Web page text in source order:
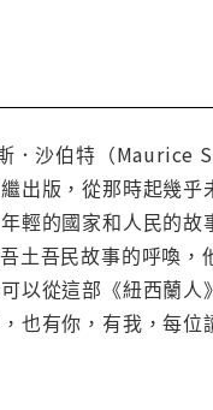
．沙伯特（
出版，從那時起幾
輕的國家和人民的
吾民故事的呼喚
以從這部《紐西蘭
也有你，有我，每